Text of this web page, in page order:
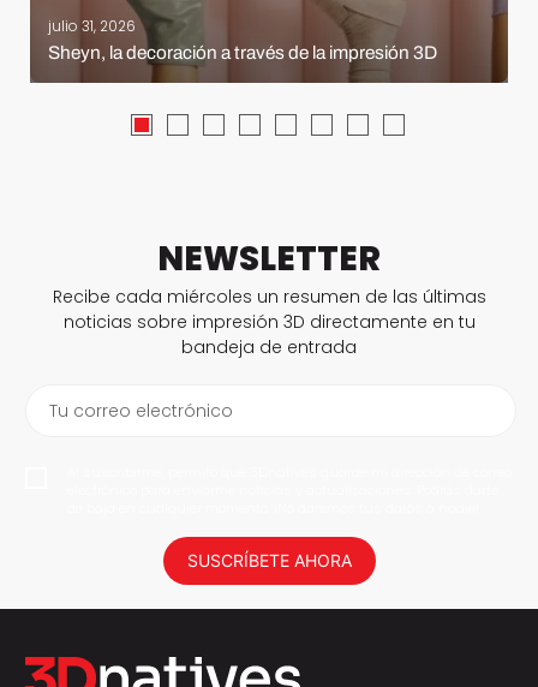
julio 31, 2026
Sheyn, la decoración a través de la impresión 3D
NEWSLETTER
Recibe cada miércoles un resumen de las últimas
noticias sobre impresión 3D directamente en tu
bandeja de entrada
Tu correo electrónico
SUSCRÍBETE AHORA